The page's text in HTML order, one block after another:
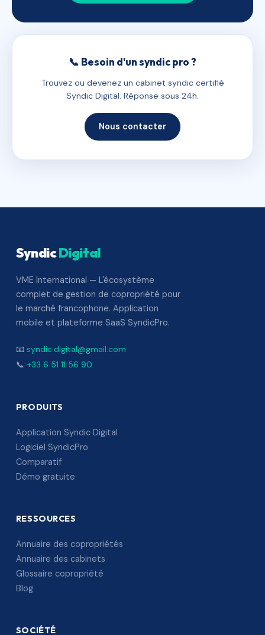
📞 Besoin d'un syndic pro ?
Trouvez ou devenez un cabinet syndic certifié
Syndic Digital. Réponse sous 24h.
Nous contacter
SyndicDigital
VME International — L'écosystème
complet de gestion de copropriété pour
le marché francophone. Application
mobile et plateforme SaaS SyndicPro.
📧 syndic.digital@gmail.com
📞 +33 6 51 11 56 90
PRODUITS
Application Syndic Digital
Logiciel SyndicPro
Comparatif
Démo gratuite
RESSOURCES
Annuaire des copropriétés
Annuaire des cabinets
Glossaire copropriété
Blog
SOCIÉTÉ